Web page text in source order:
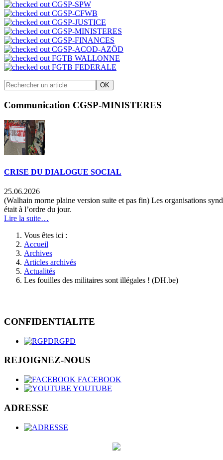
CGSP-SPW
CGSP-CFWB
CGSP-JUSTICE
CGSP-MINISTERES
CGSP-FINANCES
CGSP-ACOD-AZÖD
FGTB WALLONNE
FGTB FEDERALE
OK
Communication CGSP-MINISTERES
CRISE DU DIALOGUE SOCIAL
25.06.2026
(Walhain morne plaine version suite et pas fin) Les organisations
était à l’ordre du jour.
Lire la suite…
Vous êtes ici :
Accueil
Archives
Articles archivés
Actualités
Les fouilles des militaires sont illégales ! (DH.be)
CONFIDENTIALITE
RGPD
REJOIGNEZ-NOUS
FACEBOOK
YOUTUBE
ADRESSE